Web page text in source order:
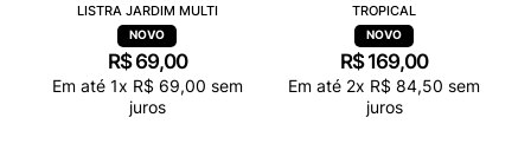
LISTRA JARDIM MULTI
R$ 69,00
Em até 1x R$ 69,00 sem
juros
TROPICAL
R$ 169,00
Em até 2x R$ 84,50 sem
juros